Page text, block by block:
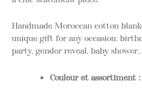
Handmade Moroccan cotton
unique gift for any occasion:
party, gender reveal, baby shower…
Couleur et assortiment :